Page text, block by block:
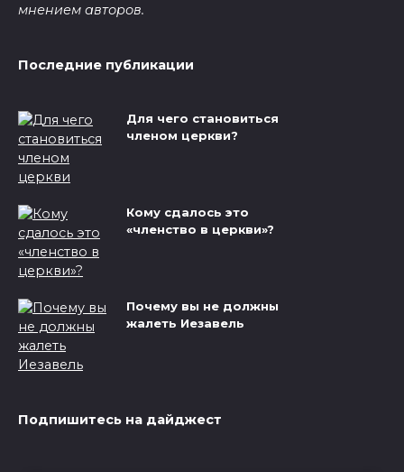
мнением авторов.
Последние публикации
Для чего становиться
членом церкви?
Кому сдалось это
«членство в церкви»?
Почему вы не должны
жалеть Иезавель
Подпишитесь на дайджест